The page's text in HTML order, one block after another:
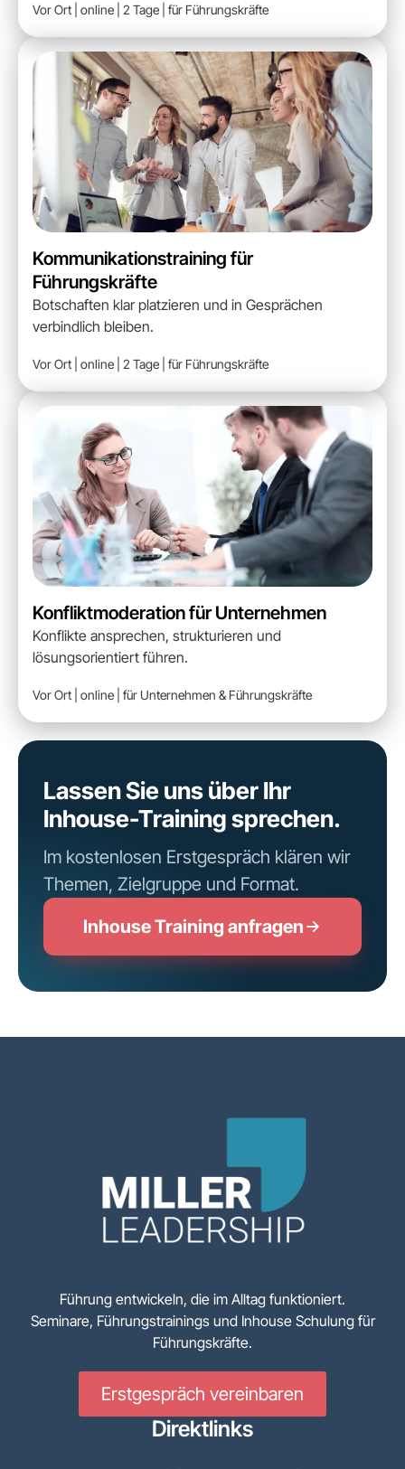
Vor Ort | online | 2 Tage | für Führungskräfte
Kommunikationstraining für
Führungskräfte
Botschaften klar platzieren und in Gesprächen
verbindlich bleiben.
Vor Ort | online | 2 Tage | für Führungskräfte
Konfliktmoderation für Unternehmen
Konflikte ansprechen, strukturieren und
lösungsorientiert führen.
Vor Ort | online | für Unternehmen & Führungskräfte
Lassen Sie uns über Ihr
Inhouse-Training sprechen.
Im kostenlosen Erstgespräch klären wir
Themen, Zielgruppe und Format.
Inhouse Training anfragen
Führung entwickeln, die im Alltag funktioniert.
Seminare, Führungstrainings und Inhouse Schulung für
Führungskräfte.
Erstgespräch vereinbaren
Direktlinks